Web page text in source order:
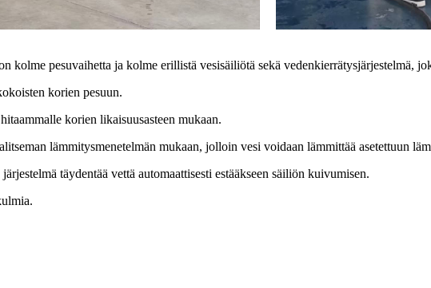
pesuvaihetta ja kolme erillistä vesisäiliötä sekä vedenkierrätysjärjestelmä,
korien pesuun.
korien likaisuusasteen mukaan.
lämmitysmenetelmän mukaan, jolloin vesi voidaan lämmittää asetettuun
täydentää vettä automaattisesti estääkseen säiliön kuivumisen.